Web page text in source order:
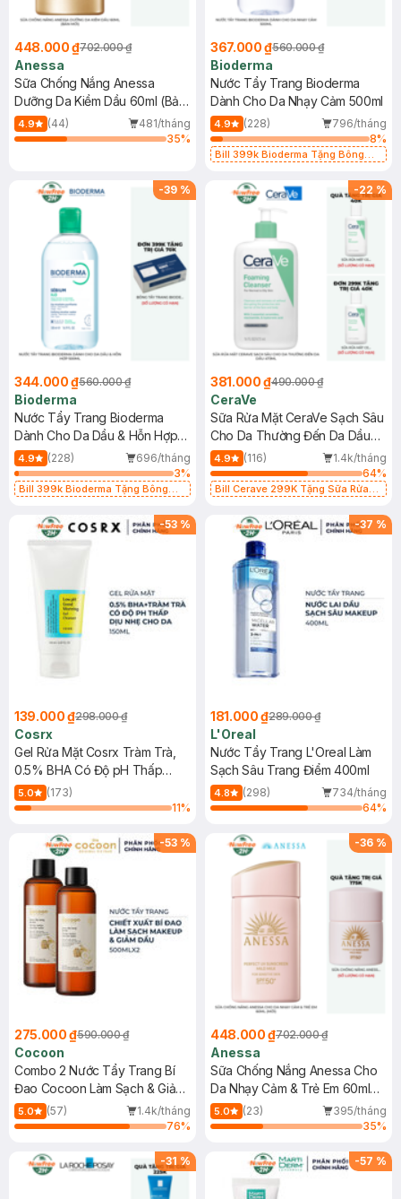
448.000 ₫702.000 ₫
Anessa
Sữa Chống Nắng Anessa
Dưỡng Da Kiềm Dầu 60ml (Bản
Mới)
4.9 (44)
481/tháng
35%
367.000 ₫560.000 ₫
Bioderma
Nước Tẩy Trang Bioderma
Dành Cho Da Nhạy Cảm 500ml
4.9 (228)
796/tháng
8%
Bill 399k Bioderma Tặng Bông
-39 %
344.000 ₫560.000 ₫
Bioderma
Nước Tẩy Trang Bioderma
Dành Cho Da Dầu & Hỗn Hợp
500ml
4.9 (228)
696/tháng
3%
Bill 399k Bioderma Tặng Bông
-22 %
381.000 ₫490.000 ₫
CeraVe
Sữa Rửa Mặt CeraVe Sạch Sâu
Cho Da Thường Đến Da Dầu
473ml
4.9 (116)
1.4k/tháng
64%
Bill Cerave 299K Tặng Sữa Rửa
-53 %
139.000 ₫298.000 ₫
Cosrx
Gel Rửa Mặt Cosrx Tràm Trà,
0.5% BHA Có Độ pH Thấp
150ml
5.0
(173)
11%
-37 %
181.000 ₫289.000 ₫
L'Oreal
Nước Tẩy Trang L'Oreal Làm
Sạch Sâu Trang Điểm 400ml
4.8 (298)
734/tháng
64%
-53 %
275.000 ₫590.000 ₫
Cocoon
Combo 2 Nước Tẩy Trang Bí
Đao Cocoon Làm Sạch & Giảm
Dầu 500ml
5.0 (57)
1.4k/tháng
76%
-36 %
448.000 ₫702.000 ₫
Anessa
Sữa Chống Nắng Anessa Cho
Da Nhạy Cảm & Trẻ Em 60ml
(Mới)
5.0 (23)
395/tháng
35%
-31 % -57 %